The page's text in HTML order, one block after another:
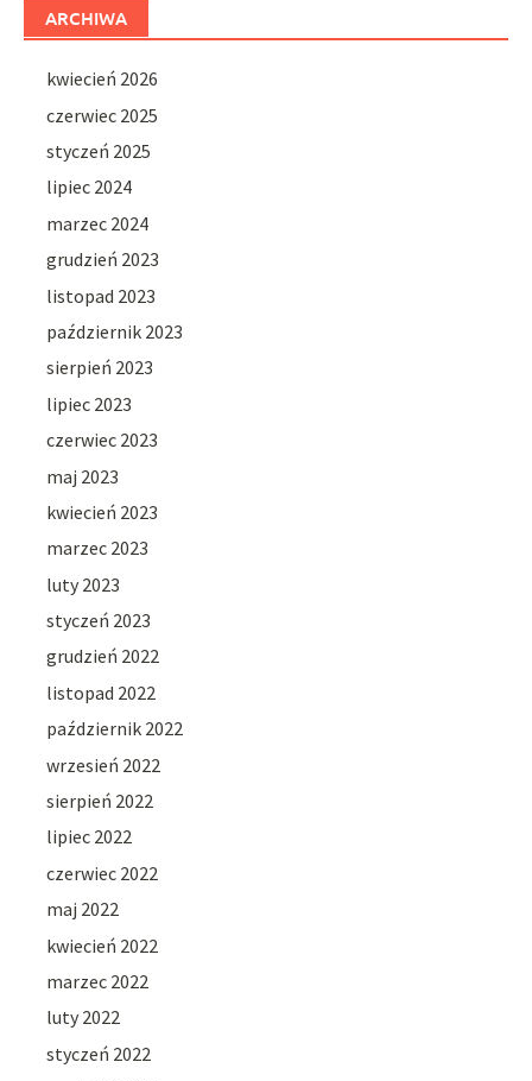
ARCHIWA
kwiecień 2026
czerwiec 2025
styczeń 2025
lipiec 2024
marzec 2024
grudzień 2023
listopad 2023
październik 2023
sierpień 2023
lipiec 2023
czerwiec 2023
maj 2023
kwiecień 2023
marzec 2023
luty 2023
styczeń 2023
grudzień 2022
listopad 2022
październik 2022
wrzesień 2022
sierpień 2022
lipiec 2022
czerwiec 2022
maj 2022
kwiecień 2022
marzec 2022
luty 2022
styczeń 2022